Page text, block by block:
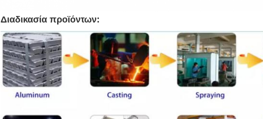
Διαδικασία προϊόντων: